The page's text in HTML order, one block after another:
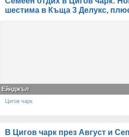
шестима в Къща 3 Делукс,
Ейнджъл
Цигов чарк
В Цигов чарк през Август и